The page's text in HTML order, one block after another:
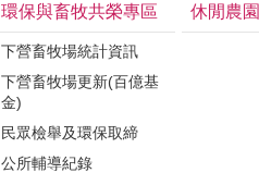
環保與畜牧共榮專區
下營畜牧場統計資訊
下營畜牧場更新(百億基
金)
民眾檢舉及環保取締
公所輔導紀錄
休閒農